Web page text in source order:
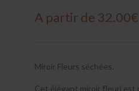
A partir de 32.00€
Miroir Fleurs séchées.
Cet élégant miroir fleuri est